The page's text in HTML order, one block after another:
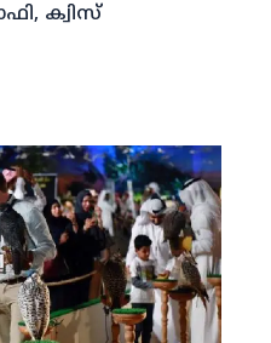
ക്വിസ്